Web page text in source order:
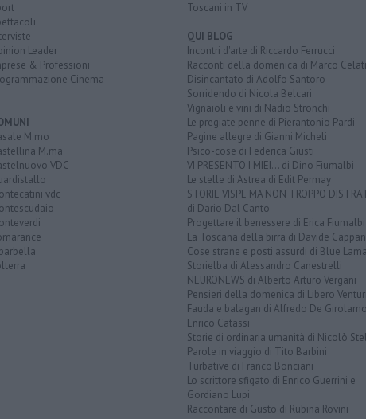
Leader
& Professioni
Cinema
M.mo
M.ma
VDC
vdc
Toscani in TV
QUI BLOG
Incontri d'arte di Riccardo Ferrucci
Racconti della domenica di Marco Celati
Disincantato di Adolfo Santoro
Sorridendo di Nicola Belcari
Vignaioli e vini di Nadio Stronchi
Le pregiate penne di Pierantonio Pardi
Pagine allegre di Gianni Micheli
Psico-cose di Federica Giusti
VI PRESENTO I MIEI... di Dino Fiumalbi
Le stelle di Astrea di Edit Permay
STORIE VISPE MA NON TROPPO
di Dario Dal Canto
Progettare il benessere di Erica Fiumalbi
La Toscana della birra di Davide
Cose strane e posti assurdi di Blue Lama
Storielba di Alessandro Canestrelli
NEURONEWS di Alberto Arturo Vergani
Pensieri della domenica di Libero Venturi
Fauda e balagan di Alfredo De
Enrico Catassi
Storie di ordinaria umanità di Nicolò
Parole in viaggio di Tito Barbini
Turbative di Franco Bonciani
Lo scrittore sfigato di Enrico Guerrini e
Gordiano Lupi
Raccontare di Gusto di Rubina Rovini